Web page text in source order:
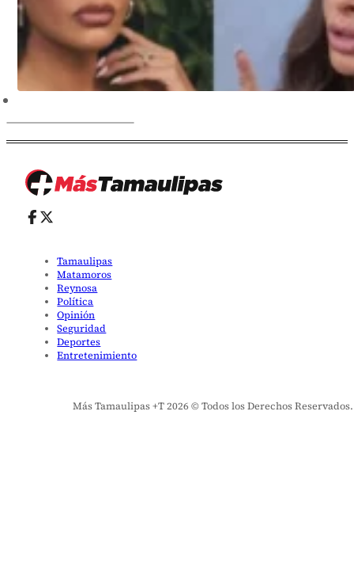
Tamaulipas
Matamoros
Reynosa
Política
Opinión
Seguridad
Deportes
Entretenimiento
Más Tamaulipas +T 2026 © Todos los Derechos